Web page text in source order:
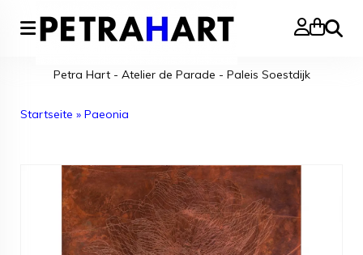
Suche
Petra Hart - Atelier de Parade - Paleis Soestdijk
Startseite » Paeonia